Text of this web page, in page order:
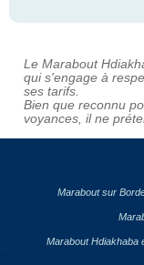
Le Marabout
qui s'engage à
ses tarifs.
Bien que reconnu
voyances, il ne
Marabout sur
Marabout Hdiakhaba